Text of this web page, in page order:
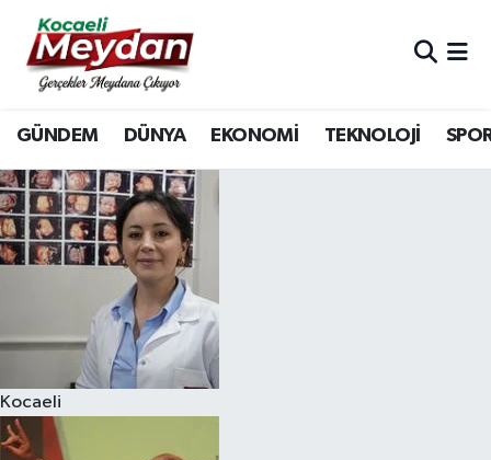
GÜNDEM DÜNYA EKONOMİ TEKNOLOJİ
Kocaeli
Nöbetçi Eczaneler
Hava Durumu
Trafik Durumu
Süper Lig Puan Durumu ve Fikstür
Tüm Manşetler
Son Dakika Haberleri
Haber Arşivi